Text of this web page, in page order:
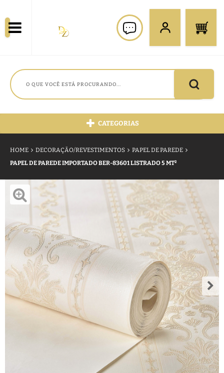
CATEGORIAS
HOME DECORAÇÃO/REVESTIMENTOS
PAPEL DE PAREDE
PAPEL DE PAREDE IMPORTADO BER-83601 LISTRADO 5 MT²